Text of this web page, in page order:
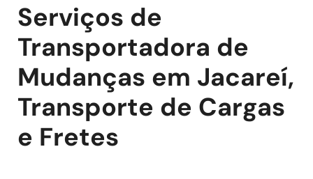
Serviços de
Transportadora de
Mudanças em Jacareí,
Transporte de Cargas
e Fretes